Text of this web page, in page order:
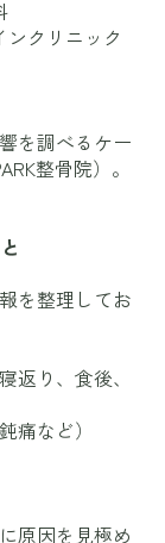
クリニック
を調べるケー
整骨院）。
を整理してお
返り、食後、
痛など）
原因を見極め